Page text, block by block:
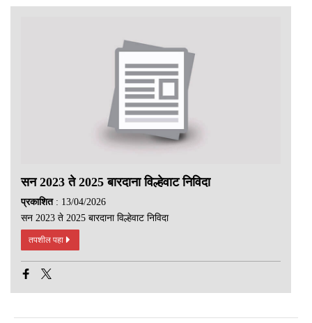
सन 2023 ते 2025 बारदाना विल्हेवाट निविदा
प्रकाशित : 13/04/2026
सन 2023 ते 2025 बारदाना विल्हेवाट निविदा
तपशील पहा